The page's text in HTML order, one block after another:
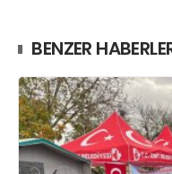
BENZER